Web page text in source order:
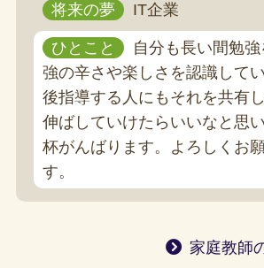
将来の夢 IT企業
ひとこと
自分も長い間勉
強の辛さや楽しさを認識して
後指導する人にもそれを共有
伸ばしていけたらいいなと思
杯がんばります。よろしくお
す。
家庭教師